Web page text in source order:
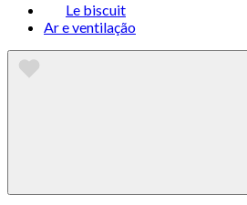
Le biscuit
Ar e ventilação